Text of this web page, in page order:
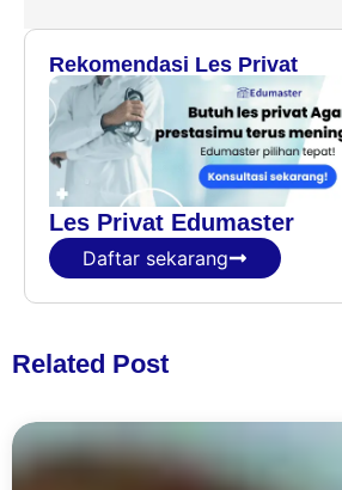
Rekomendasi Les Privat
Les Privat Edumaster
Daftar sekarang
Related Post